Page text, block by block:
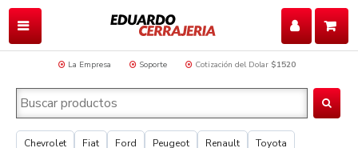
La Empresa Soporte Cotización del Dolar $1520
Chevrolet Fiat Ford Peugeot Renault
Toyota